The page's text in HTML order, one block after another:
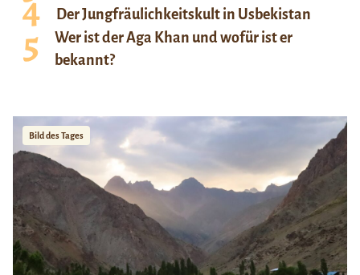
Der Jungfräulichkeitskult in Usbekistan
Wer ist der Aga Khan und wofür ist er
bekannt?
Bild des Tages